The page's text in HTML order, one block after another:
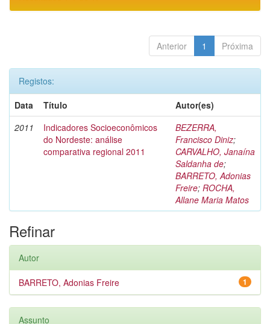
Anterior 1 Próxima
Registos:
Data
Título
Autor(es)
2011
Indicadores Socioeconômicos
do Nordeste: análise
comparativa regional 2011
BEZERRA,
Francisco Diniz;
CARVALHO, Janaína
Saldanha de;
BARRETO, Adonias
Freire; ROCHA,
Allane Maria Matos
Refinar
Autor
1
BARRETO, Adonias Freire
Assunto